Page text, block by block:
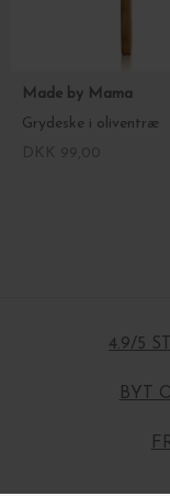
Made by Mama
Grydeske i oliventræ
4.9/5
BYT